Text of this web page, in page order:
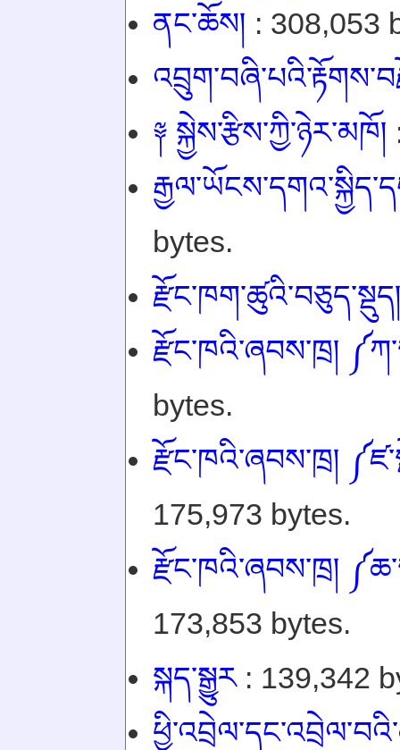
ནང་ཆོས། : 308,053
༈ སྐྱེས་རྩིས་ཀྱི་ཉེར་མཁོ།
bytes.
རྫོང་ཁའི་ཞབས་ཁྲ།
bytes.
རྫོང་ཁའི་ཞབས་ཁྲ།
175,973 bytes.
རྫོང་ཁའི་ཞབས་ཁྲ།
173,853 bytes.
སྐད་སྒྱུར: 139,342